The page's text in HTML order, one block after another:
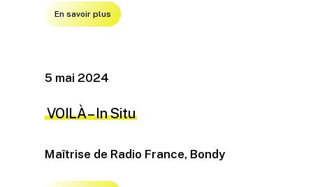
En savoir plus
5 mai 2024
VOILÀ – In Situ
Maîtrise de Radio France, Bondy